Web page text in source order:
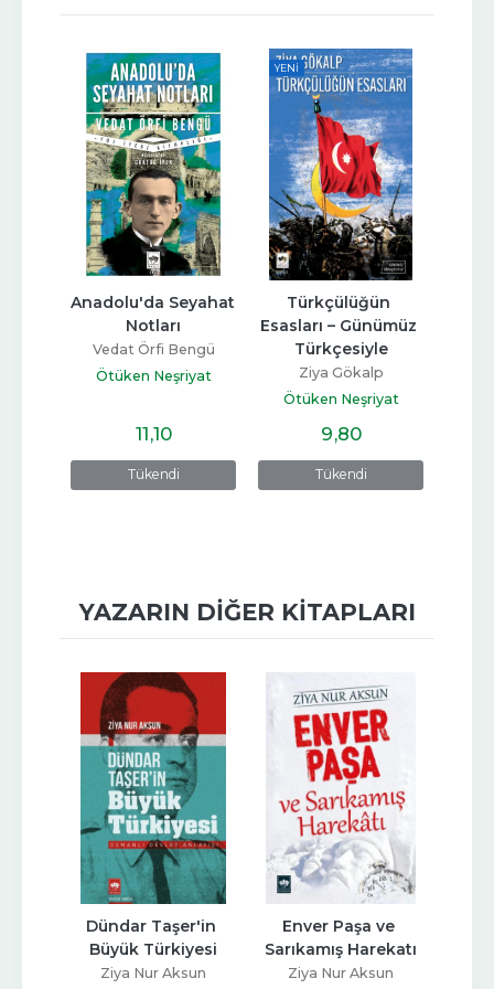
Tükendi
Anadolu'da Seyahat
Notları
Vedat Örfi Bengü
Ötüken Neşriyat
11,10
YENI
Tükendi
Türkçülüğün
Esasları – Günümüz
Türkçesiyle
Ziya Gökalp
Ötüken Neşriyat
9,80
YAZARIN DIĞER KITAPLARI
Dündar Taşer'in
Büyük Türkiyesi
Ziya Nur Aksun
Enver Paşa ve
Sarıkamış Harekatı
Ziya Nur Aksun